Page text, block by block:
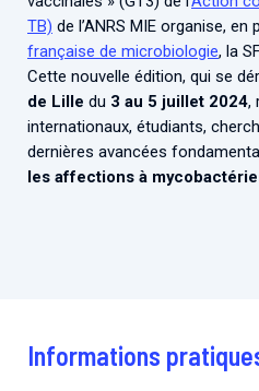
Associations de patient.e.s
Collaboration avec les
Cellules Émergence
Retrouvez toutes les cellules
inactives.
TB) de l’ANRS MIE organise,
française de microbiologie, la
Cette nouvelle édition, qui se
de Lille du 3 au 5 juillet 2024,
internationaux, étudiants,
dernières avancées
les affections à
Informations